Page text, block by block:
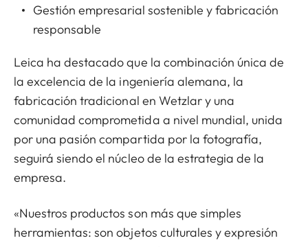
Gestión empresarial sostenible y fabricación
responsable
Leica ha destacado que la combinación única de
la excelencia de la ingeniería alemana, la
fabricación tradicional en Wetzlar y una
comunidad comprometida a nivel mundial, unida
por una pasión compartida por la fotografía,
seguirá siendo el núcleo de la estrategia de la
empresa.
«Nuestros productos son más que simples
herramientas: son objetos culturales y expresión